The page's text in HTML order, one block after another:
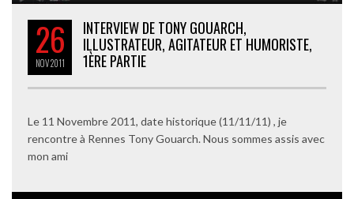
26
NOV2011
INTERVIEW DE TONY GOUARCH,
ILLUSTRATEUR, AGITATEUR ET HUMORISTE,
1ÈRE PARTIE
Le 11 Novembre 2011, date historique (11/11/11) , je
rencontre à Rennes Tony Gouarch. Nous sommes assis avec
mon ami